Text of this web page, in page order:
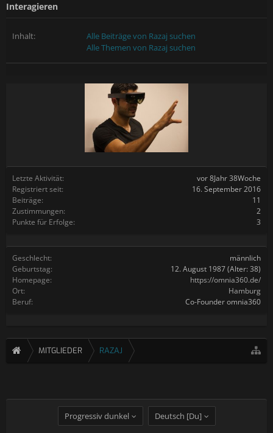
Letzte Aktivität:
vor 8Jahr 38Woche
Registriert seit:
16. September 2016
Beiträge:
11
Zustimmungen:
2
Punkte für Erfolge:
3
Geschlecht:
männlich
Geburtstag:
12. August 1987(Alter: 38)
Homepage:
https://omnia360.de/
Ort:
Hamburg
Beruf:
Co-Founder omnia360
Interagieren
Inhalt:
Alle Beiträge von Razaj suchen
Alle Themen von Razaj suchen
MITGLIEDER RAZAJ
Progressiv dunkel Deutsch [Du]